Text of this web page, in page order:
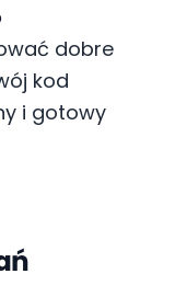
dobre
kod
i gotowy